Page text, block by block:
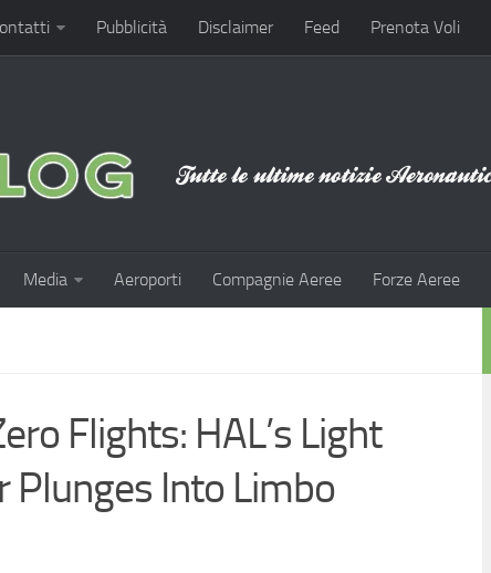
Pubblicità Disclaimer Feed Prenota Voli
Media Aeroporti Compagnie Aeree Forze Aeree
Flights: HAL’s Light
Plunges Into Limbo